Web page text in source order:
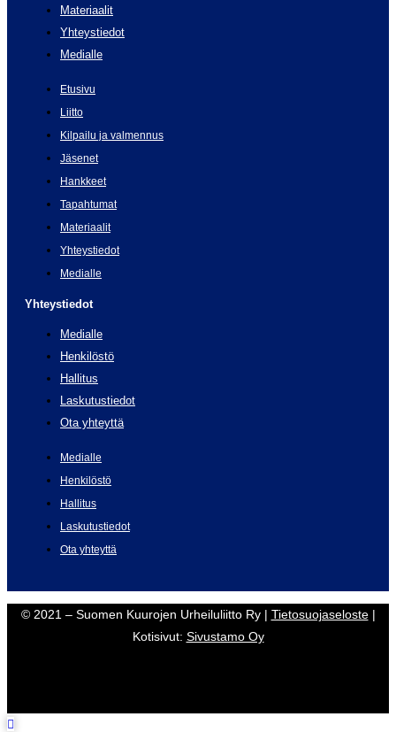
Materiaalit
Yhteystiedot
Medialle
Etusivu
Liitto
Kilpailu ja valmennus
Jäsenet
Hankkeet
Tapahtumat
Materiaalit
Yhteystiedot
Medialle
Yhteystiedot
Medialle
Henkilöstö
Hallitus
Laskutustiedot
Ota yhteyttä
Medialle
Henkilöstö
Hallitus
Laskutustiedot
Ota yhteyttä
© 2021 – Suomen Kuurojen Urheiluliitto Ry | Tietosuojaseloste|
Kotisivut: Sivustamo Oy